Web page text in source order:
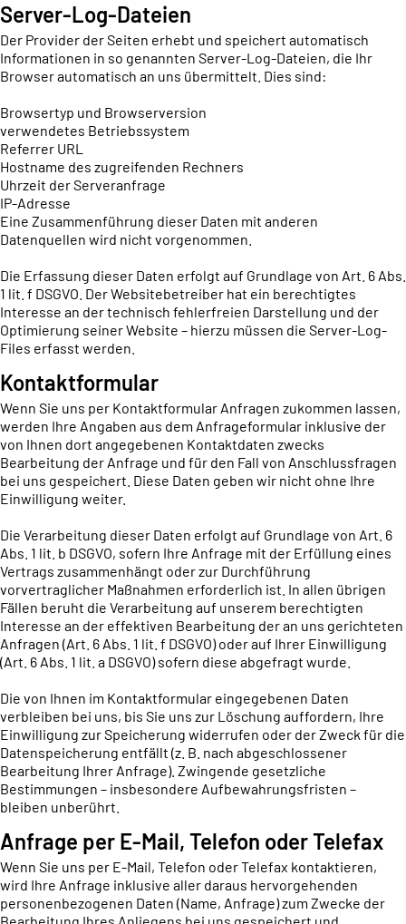
Server-Log-Dateien
Der Provider der Seiten erhebt und speichert automatisch
Informationen in so genannten Server-Log-Dateien, die Ihr
Browser automatisch an uns übermittelt. Dies sind:
Browsertyp und Browserversion
verwendetes Betriebssystem
Referrer URL
Hostname des zugreifenden Rechners
Uhrzeit der Serveranfrage
IP-Adresse
Eine Zusammenführung dieser Daten mit anderen
Datenquellen wird nicht vorgenommen.
Die Erfassung dieser Daten erfolgt auf Grundlage von Art. 6 Abs.
1 lit. f DSGVO. Der Websitebetreiber hat ein berechtigtes
Interesse an der technisch fehlerfreien Darstellung und der
Optimierung seiner Website – hierzu müssen die Server-Log-
Files erfasst werden.
Kontaktformular
Wenn Sie uns per Kontaktformular Anfragen zukommen lassen,
werden Ihre Angaben aus dem Anfrageformular inklusive der
von Ihnen dort angegebenen Kontaktdaten zwecks
Bearbeitung der Anfrage und für den Fall von Anschlussfragen
bei uns gespeichert. Diese Daten geben wir nicht ohne Ihre
Einwilligung weiter.
Die Verarbeitung dieser Daten erfolgt auf Grundlage von Art. 6
Abs. 1 lit. b DSGVO, sofern Ihre Anfrage mit der Erfüllung eines
Vertrags zusammenhängt oder zur Durchführung
vorvertraglicher Maßnahmen erforderlich ist. In allen übrigen
Fällen beruht die Verarbeitung auf unserem berechtigten
Interesse an der effektiven Bearbeitung der an uns gerichteten
Anfragen (Art. 6 Abs. 1 lit. f DSGVO) oder auf Ihrer Einwilligung
(Art. 6 Abs. 1 lit. a DSGVO) sofern diese abgefragt wurde.
Die von Ihnen im Kontaktformular eingegebenen Daten
verbleiben bei uns, bis Sie uns zur Löschung auffordern, Ihre
Einwilligung zur Speicherung widerrufen oder der Zweck für die
Datenspeicherung entfällt (z. B. nach abgeschlossener
Bearbeitung Ihrer Anfrage). Zwingende gesetzliche
Bestimmungen – insbesondere Aufbewahrungsfristen –
bleiben unberührt.
Anfrage per E-Mail, Telefon oder Telefax
Wenn Sie uns per E-Mail, Telefon oder Telefax kontaktieren,
wird Ihre Anfrage inklusive aller daraus hervorgehenden
personenbezogenen Daten (Name, Anfrage) zum Zwecke der